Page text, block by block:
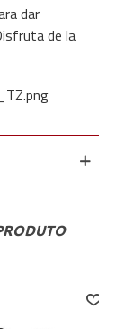
dar
de la